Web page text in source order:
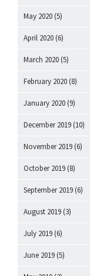
May 2020 (5)
April 2020 (6)
March 2020 (5)
February 2020 (8)
January 2020 (9)
December 2019 (10)
November 2019 (6)
October 2019 (8)
September 2019 (6)
August 2019 (3)
July 2019 (6)
June 2019 (5)